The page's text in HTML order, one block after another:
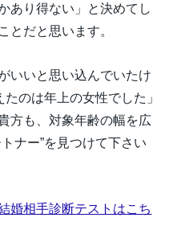
あり得ない」と決めてし
とだと思います。
いいと思い込んでいたけ
のは年上の女性でした」
方も、対象年齢の幅を広
ナー”を見つけて下さい
婚相手診断テストはこち